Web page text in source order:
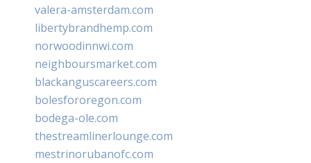
valera-amsterdam.com
libertybrandhemp.com
norwoodinnwi.com
neighboursmarket.com
blackanguscareers.com
bolesfororegon.com
bodega-ole.com
thestreamlinerlounge.com
mestrinorubanofc.com